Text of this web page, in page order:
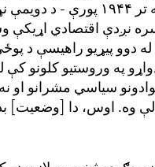
تر ۱۹۴۴ پورې - د دویمې
نږدې اقتصادي اړیکې و
دوو پیړیو راهیسې د
په وروستیو کلونو کې
سیاسي مشرانو او
وه. اوس، دا [وضعیت]